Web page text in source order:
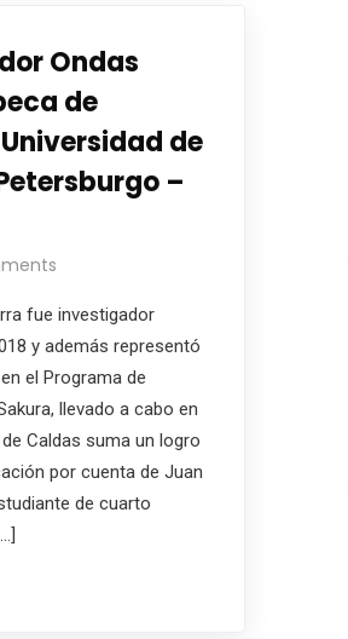
Ondas
de
de
–
fue investigador
y además representó
el Programa de
llevado a cabo en
Caldas suma un logro
por cuenta de Juan
de cuarto